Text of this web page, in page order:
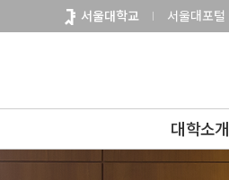
로
서울대학교 서울대포털
대학소개